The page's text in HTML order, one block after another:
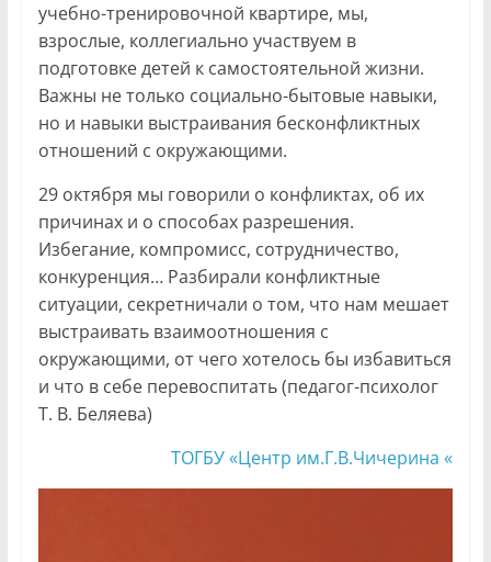
учебно-тренировочной квартире, мы,
взрослые, коллегиально участвуем в
подготовке детей к самостоятельной жизни.
Важны не только социально-бытовые навыки,
но и навыки выстраивания бесконфликтных
отношений с окружающими.
29 октября мы говорили о конфликтах, об их
причинах и о способах разрешения.
Избегание, компромисс, сотрудничество,
конкуренция… Разбирали конфликтные
ситуации, секретничали о том, что нам мешает
выстраивать взаимоотношения с
окружающими, от чего хотелось бы избавиться
и что в себе перевоспитать (педагог-психолог
Т. В. Беляева)
ТОГБУ «Центр им.Г.В.Чичерина «